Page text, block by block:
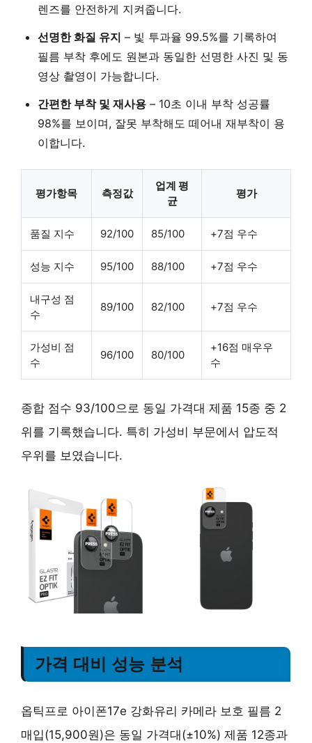
렌즈를 안전하게 지켜줍니다.
선명한 화질 유지 – 빛 투과율 99.5%를 기록하여
필름 부착 후에도 원본과 동일한 선명한 사진 및 동
영상 촬영이 가능합니다.
간편한 부착 및 재사용 – 10초 이내 부착 성공률
98%를 보이며, 잘못 부착해도 떼어내 재부착이 용
이합니다.
평가항목 측정값
업계 평
균
평가
품질 지수 92/100 85/100 +7점 우수
성능 지수 95/100 88/100 +7점 우수
내구성 점
수
89/100 82/100 +7점 우수
가성비 점
수
96/100 80/100
+16점 매우우
수
종합 점수 93/100으로 동일 가격대 제품 15종 중 2
위를 기록했습니다. 특히 가성비 부문에서 압도적
우위를 보였습니다.
가격 대비 성능 분석
옵틱프로 아이폰17e 강화유리 카메라 보호 필름 2
매입(15,900원)은 동일 가격대(±10%) 제품 12종과